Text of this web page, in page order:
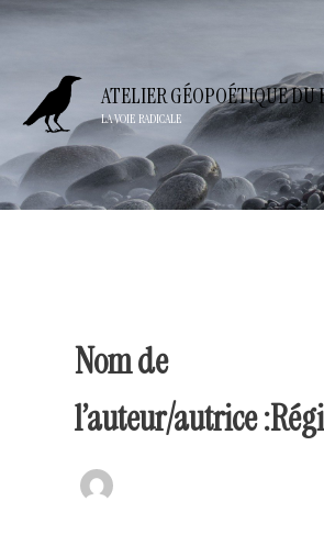
Aller
ATELIER GÉOPOÉTIQUE DU
LA VOIE RADICALE
Nom de
l’auteur/autrice